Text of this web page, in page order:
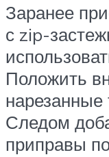
Заранее
с zip-
Положить
нарезанные
Следом
приправы